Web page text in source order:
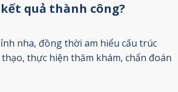
quả thành công?
nha, đồng thời am hiểu cấu trúc
thực hiện thăm khám, chẩn đoán